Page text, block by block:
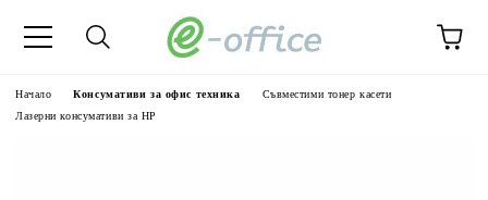
Начало Консумативи за офис техника
Съвместими тонер касети
Лазерни консумативи за HP